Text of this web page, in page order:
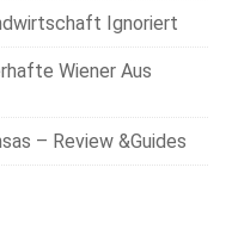
Ignoriert
Wiener Aus
– Review &Guides